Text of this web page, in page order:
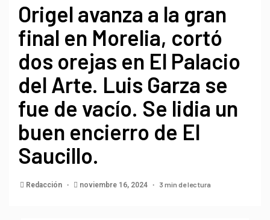
Origel avanza a la gran
final en Morelia, cortó
dos orejas en El Palacio
del Arte. Luis Garza se
fue de vacío. Se lidia un
buen encierro de El
Saucillo.
Redacción noviembre 16, 2024 3 min de lectura